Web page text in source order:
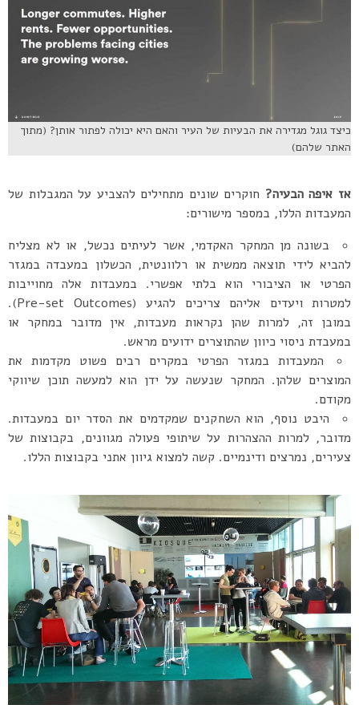
כיצד גוגל מגדירה את הבעיות של העיר והאם היא יכולה לפתור אותן? (מתוך
האתר שלהם)
אז איפה הבעיה? חוקרים שונים מתחילים להצביע על המגבלות של
המעבדות הללו, במספר מישורים:
בשונה מן המחקר האקדמי, אשר לעיתים נכשל, או לא מצליח
להביא לידי תוצאה ממשית או רלוונטית, הכשלון במעבדה במגזר
הפרטי או הציבורי הוא בלתי אפשרי. במעבדות אלה מחוייבות
למטרות ויעדים אליהם צריכים להגיע (Pre-set Outcomes).
במובן זה, למרות שהן נקראות מעבדות, אין מדובר במחקר או
במעבדת ניסוי כיוון שהתוצרים ידועים מראש.
המעבדות במגזר הפרטי במקרים רבים פשוט מקדמות את
המוצרים שלהן. המחקר שנעשה על ידן הוא למעשה תוכן שיווקי
מקודם.
היבט נוסף, הוא השחקנים שמקדמים את הסדר יום במעבדות.
מדובר, למרות ההצהרות על שיתופי פעולה מגוונים, בקבוצות של
צעירים, נמרצים ודינמיים. קשה למצוא גיוון אתני בקבוצות הללו.